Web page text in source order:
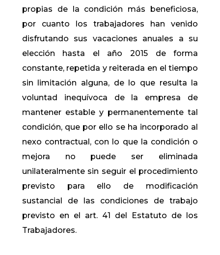
propias de la condición más beneficiosa,
por cuanto los trabajadores han venido
disfrutando sus vacaciones anuales a su
elección hasta el año 2015 de forma
constante, repetida y reiterada en el tiempo
sin limitación alguna, de lo que resulta la
voluntad inequívoca de la empresa de
mantener estable y permanentemente tal
condición, que por ello se ha incorporado al
nexo contractual, con lo que la condición o
mejora no puede ser eliminada
unilateralmente sin seguir el procedimiento
previsto para ello de modificación
sustancial de las condiciones de trabajo
previsto en el art. 41 del Estatuto de los
Trabajadores.